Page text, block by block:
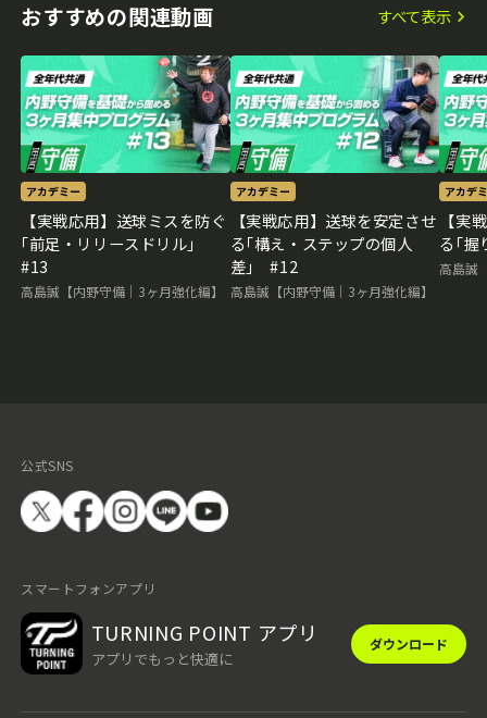
おすすめの関連動画 すべて表示
アカデミー
【実戦応用】送球ミスを防ぐ
｢前足・リリースドリル｣
#13
高島誠【内野守備｜3ヶ月強化編】
アカデミー
【実戦応用】送球を安定させ
る｢構え・ステップの個人
差｣ #12
高島誠【内野守備｜3ヶ月強化編】
アカデ
【実
る｢
高島誠
公式SNS
スマートフォンアプリ
TURNING POINT アプリ
アプリでもっと快適に
ダウンロード